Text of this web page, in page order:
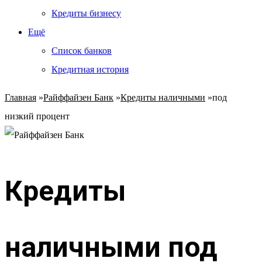
Кредиты бизнесу
Ещё
Список банков
Кредитная история
Главная »Райффайзен Банк »Кредиты наличными »под
низкий процент
Кредиты
наличными под